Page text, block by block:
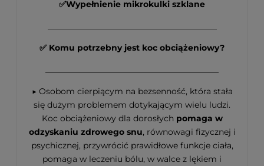
✅Wypełnienie mikrokulki szklane
✅ Komu potrzebny jest koc obciążeniowy?
▶ Osobom cierpiącym na bezsenność, która stała
się dużym problemem dotykającym wielu ludzi.
Koc obciążeniowy dla dorosłych pomaga w
odzyskaniu zdrowego snu, równowagi fizycznej i
psychicznej, przywrócić prawidłowe funkcje ciała,
pomaga w leczeniu bólu, w walce z lękiem i